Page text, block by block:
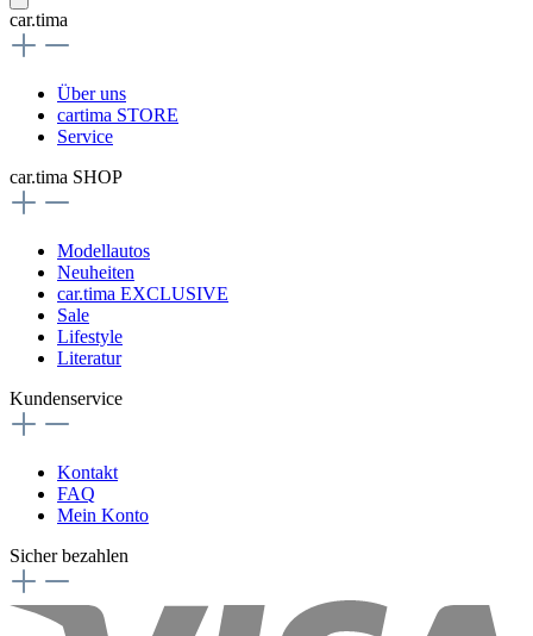
car.tima
Über uns
cartima STORE
Service
car.tima SHOP
Modellautos
Neuheiten
car.tima EXCLUSIVE
Sale
Lifestyle
Literatur
Kundenservice
Kontakt
FAQ
Mein Konto
Sicher bezahlen